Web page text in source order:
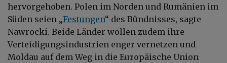
hervorgehoben. Polen im Norden und Rumänien im
Süden seien „Festungen“ des Bündnisses, sagte
Nawrocki. Beide Länder wollen zudem ihre
Verteidigungsindustrien enger vernetzen und
Moldau auf dem Weg in die Europäische Union